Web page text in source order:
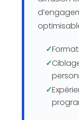
✓
✓
✓